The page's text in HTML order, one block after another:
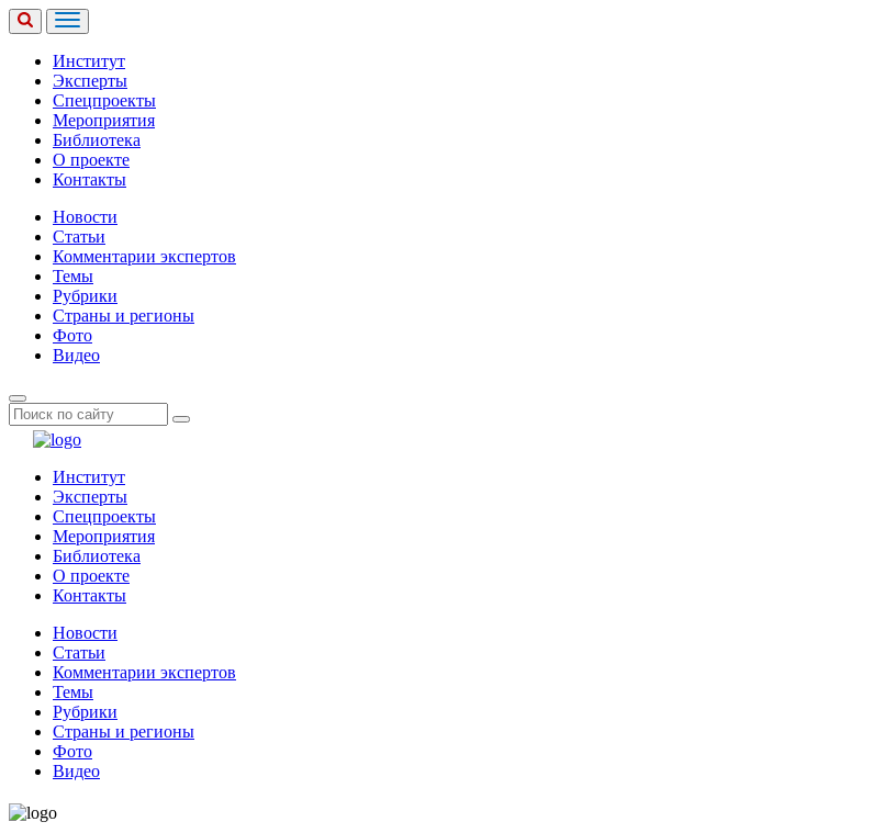
Институт
Эксперты
Спецпроекты
Мероприятия
Библиотека
О проекте
Контакты
Новости
Статьи
Комментарии экспертов
Темы
Рубрики
Страны и регионы
Фото
Видео
Институт
Эксперты
Спецпроекты
Мероприятия
Библиотека
О проекте
Контакты
Новости
Статьи
Комментарии экспертов
Темы
Рубрики
Страны и регионы
Фото
Видео